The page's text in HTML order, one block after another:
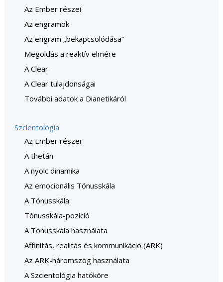
Az Ember részei
Az engramok
Az engram „bekapcsolódása”
Megoldás a reaktív elmére
A Clear
A Clear tulajdonságai
További adatok a Dianetikáról
Szcientológia
Az Ember részei
A thetán
A nyolc dinamika
Az emocionális Tónusskála
A Tónusskála
Tónusskála-pozíció
A Tónusskála használata
Affinitás, realitás és kommunikáció (ARK)
Az ARK-háromszög használata
A Szcientológia hatóköre